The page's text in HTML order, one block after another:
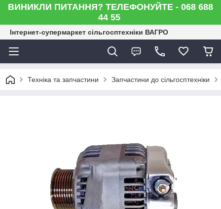
ВИНИКЛИ ПИТАННЯ? ТЕЛЕФОНУЙТЕ - 068 688
44 55
Інтернет-супермаркет сільгосптехніки ВАГРО
Техніка та запчастини Запчастини до сільгосптехніки